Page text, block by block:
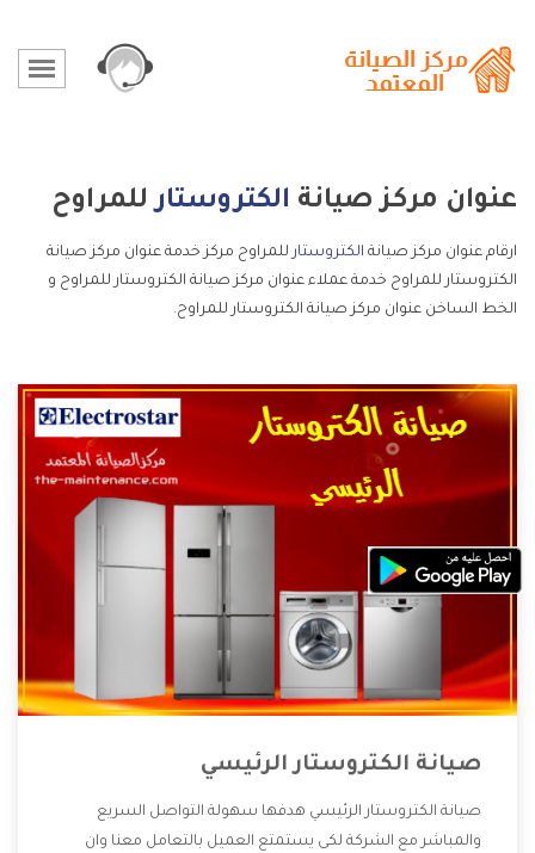
عنوان مركز صيانة الكتروستارللمراوح
ارقام عنوان مركز صيانة الكتروستار للمراوح مركز خدمة عنوان مركز صيانة
الكتروستار للمراوح خدمة عملاء عنوان مركز صيانة الكتروستار للمراوح و
الخط الساخن عنوان مركز صيانة الكتروستار للمراوح.
صيانة الكتروستار الرئيسي
صيانة الكتروستار الرئيسي هدفها سهولة التواصل السريع
والمباشر مع الشركة لكى يستمتع العميل بالتعامل معنا وان